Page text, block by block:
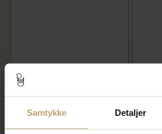
Samtykke Detaljer
By Birdie Bouvier Small
ørecreoler sort rhodineret
5.040,00 kr
4.032,00 kr
By